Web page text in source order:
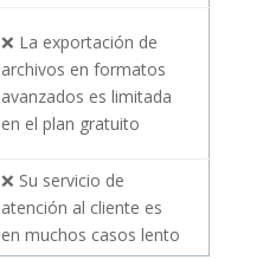
❌ La exportación de
archivos en formatos
avanzados es limitada
en el plan gratuito
❌ Su servicio de
atención al cliente es
en muchos casos lento